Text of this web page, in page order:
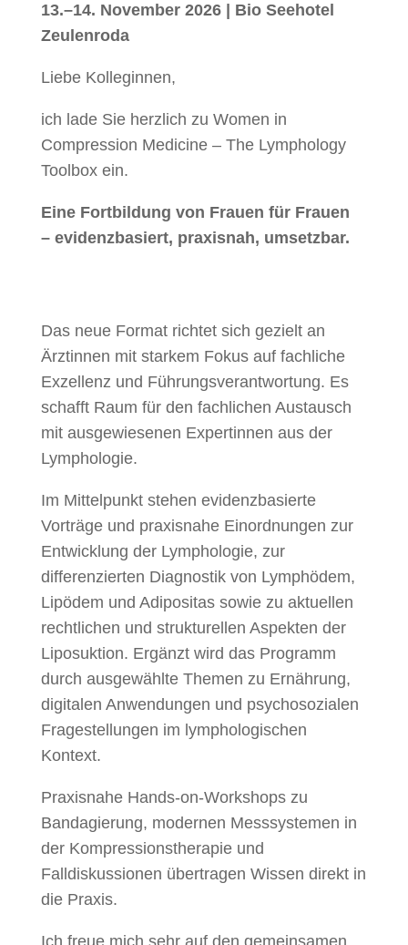
13.–14. November 2026 | Bio Seehotel
Zeulenroda
Liebe Kolleginnen,
ich lade Sie herzlich zu Women in
Compression Medicine – The Lymphology
Toolbox ein.
Eine Fortbildung von Frauen für Frauen
– evidenzbasiert, praxisnah, umsetzbar.
Das neue Format richtet sich gezielt an
Ärztinnen mit starkem Fokus auf fachliche
Exzellenz und Führungsverantwortung. Es
schafft Raum für den fachlichen Austausch
mit ausgewiesenen Expertinnen aus der
Lymphologie.
Im Mittelpunkt stehen evidenzbasierte
Vorträge und praxisnahe Einordnungen zur
Entwicklung der Lymphologie, zur
differenzierten Diagnostik von Lymphödem,
Lipödem und Adipositas sowie zu aktuellen
rechtlichen und strukturellen Aspekten der
Liposuktion. Ergänzt wird das Programm
durch ausgewählte Themen zu Ernährung,
digitalen Anwendungen und psychosozialen
Fragestellungen im lymphologischen
Kontext.
Praxisnahe Hands-on-Workshops zu
Bandagierung, modernen Messsystemen in
der Kompressionstherapie und
Falldiskussionen übertragen Wissen direkt in
die Praxis.
Ich freue mich sehr auf den gemeinsamen